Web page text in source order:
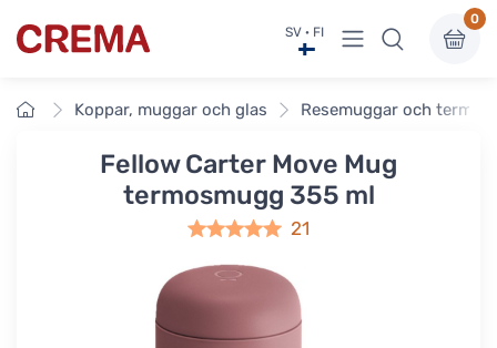
Crema SV · FI Visa undermeny
0
Framsidan
Koppar, muggar och glas Resemuggar och
Fellow Carter Move Mug
termosmugg 355 ml
21